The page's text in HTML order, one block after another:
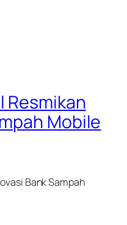
Resmikan
Mobile
Bank Sampah